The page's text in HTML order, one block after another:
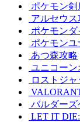
ポケモン剣
アルセウス
ポケモン
ポケモン
あつ森攻略
ユニコー
ロストジ
バルダーズ
LET IT